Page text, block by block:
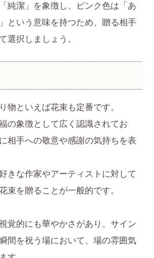
純潔」を象徴し、ピンク色は「あ
という意味を持つため、贈る相手
選択しましょう。
物といえば花束も定番です。
の象徴として広く認識されてお
相手への敬意や感謝の気持ちを表
きな作家やアーティストに対して
束を贈ることが一般的です。
覚的にも華やかさがあり、サイン
間を祝う場において、場の雰囲気